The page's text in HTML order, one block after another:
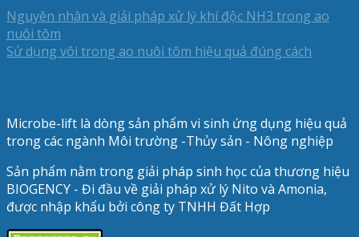
Nguyên nhân và giải pháp xử lý khí độc NH3 trong ao
nuôi tôm
Sử dụng vôi trong ao nuôi tôm hiệu quả đúng cách
Microbe-lift là dòng sản phẩm vi sinh ứng dụng hiệu quả
trong các ngành Môi trường -Thủy sản - Nông nghiệp
Sản phẩm nằm trong giải pháp sinh học của thương hiệu
BIOGENCY - Đi đầu về giải pháp xử lý Nito và Amonia,
được nhập khẩu bởi công ty TNHH Đất Hợp